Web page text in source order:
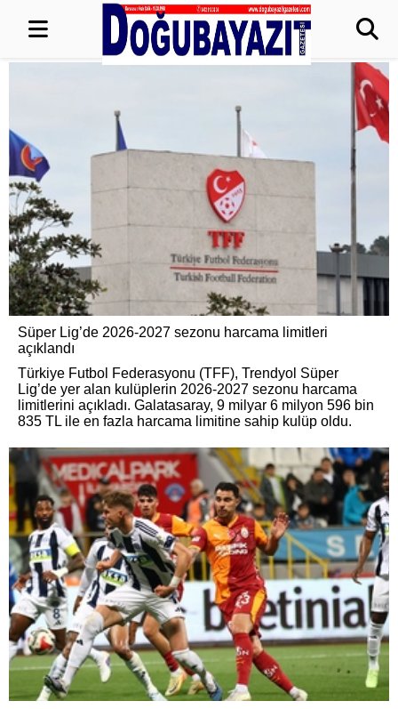
Süper Lig’de 2026-2027 sezonu harcama limitleri
açıklandı
Türkiye Futbol Federasyonu (TFF), Trendyol Süper
Lig’de yer alan kulüplerin 2026-2027 sezonu harcama
limitlerini açıkladı. Galatasaray, 9 milyar 6 milyon 596 bin
835 TL ile en fazla harcama limitine sahip kulüp oldu.